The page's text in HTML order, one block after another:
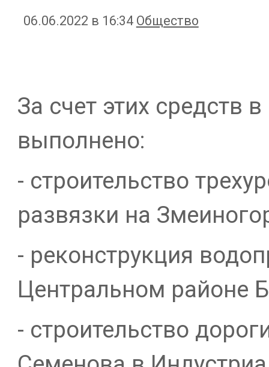
06.06.2022 в 16:34 Общество
За счет этих средств
выполнено:
- строительство
развязки на
- реконструкция
Центральном районе
- строительство